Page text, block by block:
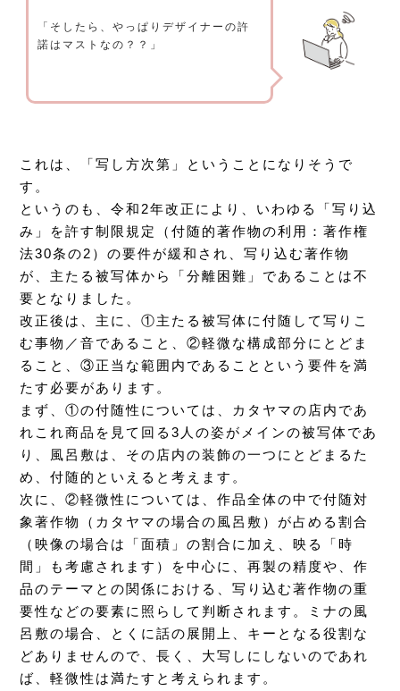
「そしたら、やっぱりデザイナーの許
諾はマストなの？？」
これは、「写し方次第」ということになりそうで
す。
というのも、令和2年改正により、いわゆる「写り込
み」を許す制限規定（付随的著作物の利用：著作権
法30条の2）の要件が緩和され、写り込む著作物
が、主たる被写体から「分離困難」であることは不
要となりました。
改正後は、主に、①主たる被写体に付随して写りこ
む事物／音であること、②軽微な構成部分にとどま
ること、③正当な範囲内であることという要件を満
たす必要があります。
まず、①の付随性については、カタヤマの店内であ
れこれ商品を見て回る3人の姿がメインの被写体であ
り、風呂敷は、その店内の装飾の一つにとどまるた
め、付随的といえると考えます。
次に、②軽微性については、作品全体の中で付随対
象著作物（カタヤマの場合の風呂敷）が占める割合
（映像の場合は「面積」の割合に加え、映る「時
間」も考慮されます）を中心に、再製の精度や、作
品のテーマとの関係における、写り込む著作物の重
要性などの要素に照らして判断されます。ミナの風
呂敷の場合、とくに話の展開上、キーとなる役割な
どありませんので、長く、大写しにしないのであれ
ば、軽微性は満たすと考えられます。